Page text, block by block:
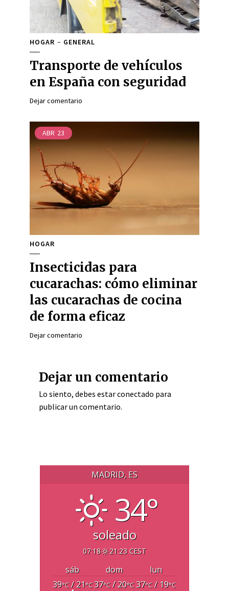
HOGAR GENERAL
Transporte de vehículos
en España con seguridad
Dejar comentario
ABR 23
HOGAR
Insecticidas para
cucarachas: cómo eliminar
las cucarachas de cocina
de forma eficaz
Dejar comentario
Dejar un comentario
Lo siento, debes estarconectado para
publicar un comentario.
MADRID, ES
34°
soleado
07:18 21:23 CEST
sáb dom
lun
39°C/ 21°C37°C/ 20°C 37°C/ 19°C